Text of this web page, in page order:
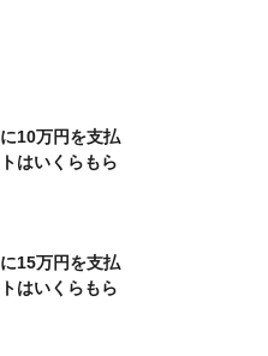
10万円を支払
はいくらもら
15万円を支払
はいくらもら